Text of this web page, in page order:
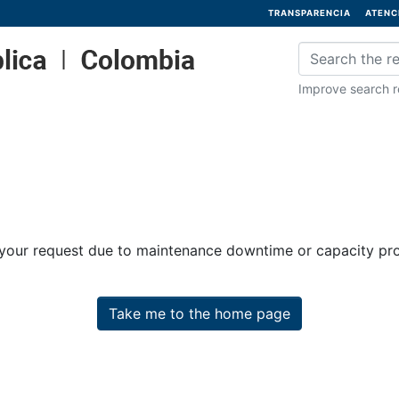
TRANSPARENCIA
Improve search
request due to maintenance downtime or capacity
Take me to the home page